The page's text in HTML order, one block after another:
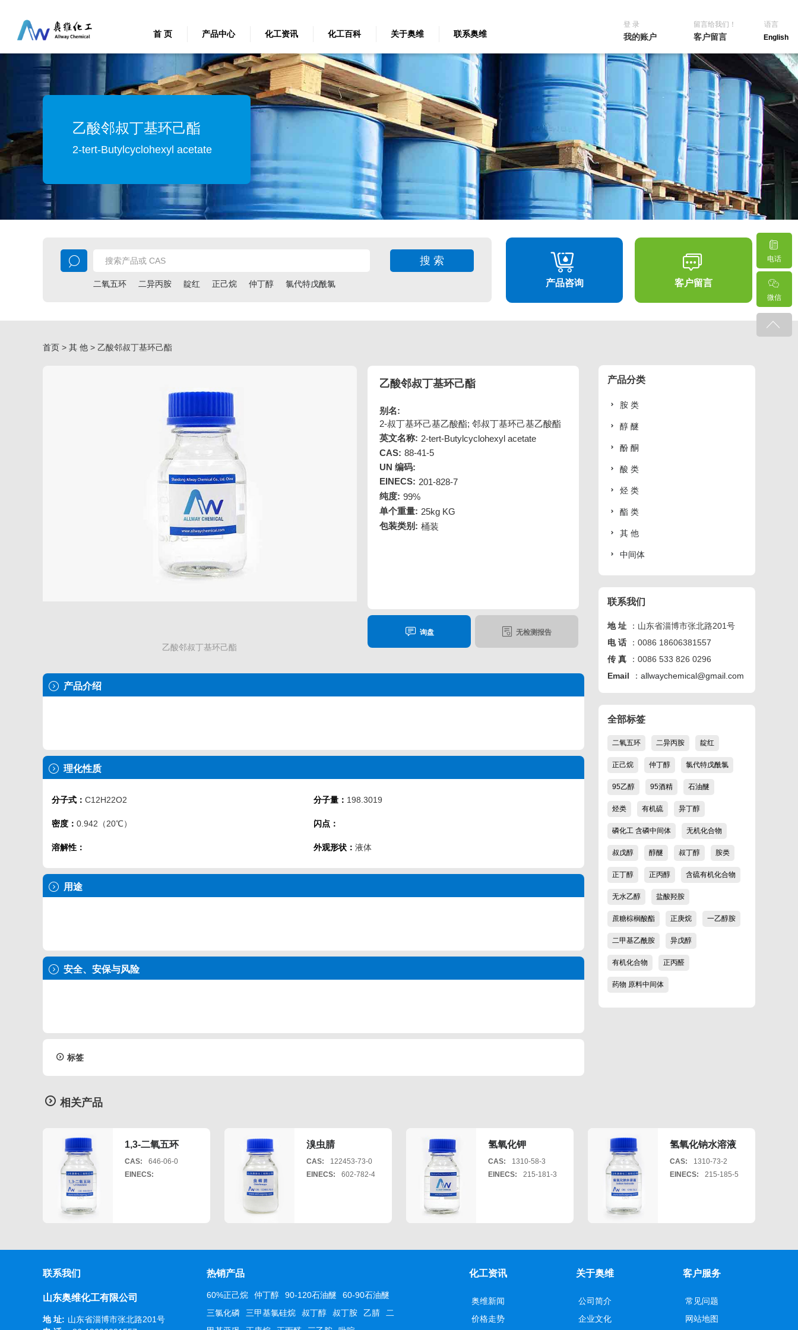
首 页 产品中心 化工资讯 化工百科 关于奥维 联系奥维
登 录
我的账户
留言给我们！
客户留言
语言
English
乙酸邻叔丁基环己酯
2-tert-Butylcyclohexyl acetate
二氧五环 二异丙胺 靛红 正己烷 仲丁醇 氯代特戊酰氯 产品咨询 客户留言
首页 > 其 他 > 乙酸邻叔丁基环己酯
乙酸邻叔丁基环己酯
乙酸邻叔丁基环己酯
别名:
2-叔丁基环己基乙酸酯; 邻叔丁基环己基乙酸酯
英文名称: 2-tert-Butylcyclohexyl acetate
CAS: 88-41-5
UN 编码:
EINECS: 201-828-7
纯度: 99%
单个重量: 25kg KG
包装类别: 桶装
询盘 无检测报告
产品介绍
理化性质
分子式： C12H22O2
密度： 0.942（20℃）
溶解性：
分子量： 198.3019
闪点：
外观形状： 液体
用途
安全、安保与风险
标签
产品分类
胺 类
醇 醚
酚 酮
酸 类
烃 类
酯 类
其 他
中间体
联系我们
地 址
：山东省淄博市张北路201号
电 话
：0086 18606381557
传 真
：0086 533 826 0296
Email
： allwaychemical@gmail.com
全部标签
二氧五环 二异丙胺 靛红
正己烷 仲丁醇 氯代特戊酰氯
95乙醇 95酒精 石油醚
烃类 有机硫 异丁醇
磷化工 含磷中间体 无机化合物
叔戊醇 醇醚 叔丁醇 胺类
正丁醇 正丙醇 含硫有机化合物
无水乙醇 盐酸羟胺
蔗糖棕榈酸酯 正庚烷 一乙醇胺
二甲基乙酰胺 异戊醇
有机化合物 正丙醛
药物 原料中间体
相关产品
1,3-二氧五环
CAS:
646-06-0
EINECS:
溴虫腈
CAS:
122453-73-0
EINECS:
602-782-4
氢氧化钾
CAS:
1310-58-3
EINECS:
215-181-3
氢氧化钠水溶液
CAS:
1310-73-2
EINECS:
215-185-5
联系我们
山东奥维化工有限公司
地 址: 山东省淄博市张北路201号
热销产品
60%正己烷 仲丁醇 90-120石油醚
60-90石油醚
三氯化磷
三甲基氯硅烷 叔丁醇 叔丁胺 乙腈
二
客户服务
常见问题
网站地图
关于奥维
公司简介
企业文化
化工资讯
奥维新闻
价格走势
电话
微信